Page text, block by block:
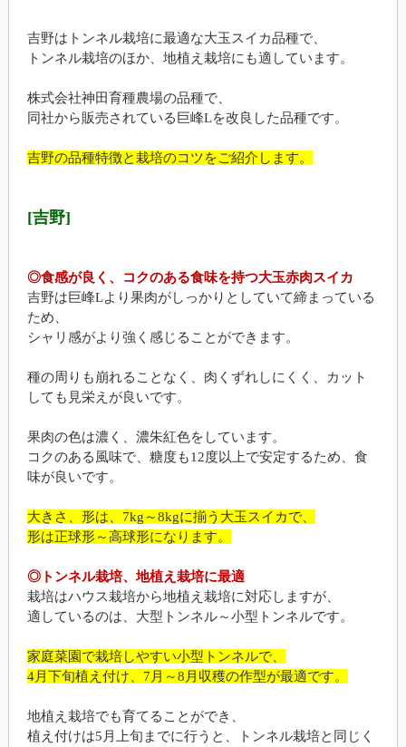
吉野はトンネル栽培に最適な大玉スイカ品種で、
トンネル栽培のほか、地植え栽培にも適しています。
株式会社神田育種農場の品種で、
同社から販売されている巨峰Lを改良した品種です。
吉野の品種特徴と栽培のコツをご紹介します。
[吉野]
◎食感が良く、コクのある食味を持つ大玉赤肉スイカ
吉野は巨峰Lより果肉がしっかりとしていて締まっている
ため、
シャリ感がより強く感じることができます。
種の周りも崩れることなく、肉くずれしにくく、カット
しても見栄えが良いです。
果肉の色は濃く、濃朱紅色をしています。
コクのある風味で、糖度も12度以上で安定するため、食
味が良いです。
大きさ、形は、7kg～8kgに揃う大玉スイカで、
形は正球形～高球形になります。
◎トンネル栽培、地植え栽培に最適
栽培はハウス栽培から地植え栽培に対応しますが、
適しているのは、大型トンネル～小型トンネルです。
家庭菜園で栽培しやすい小型トンネルで、
4月下旬植え付け、7月～8月収穫の作型が最適です。
地植え栽培でも育てることができ、
植え付けは5月上旬までに行うと、トンネル栽培と同じく